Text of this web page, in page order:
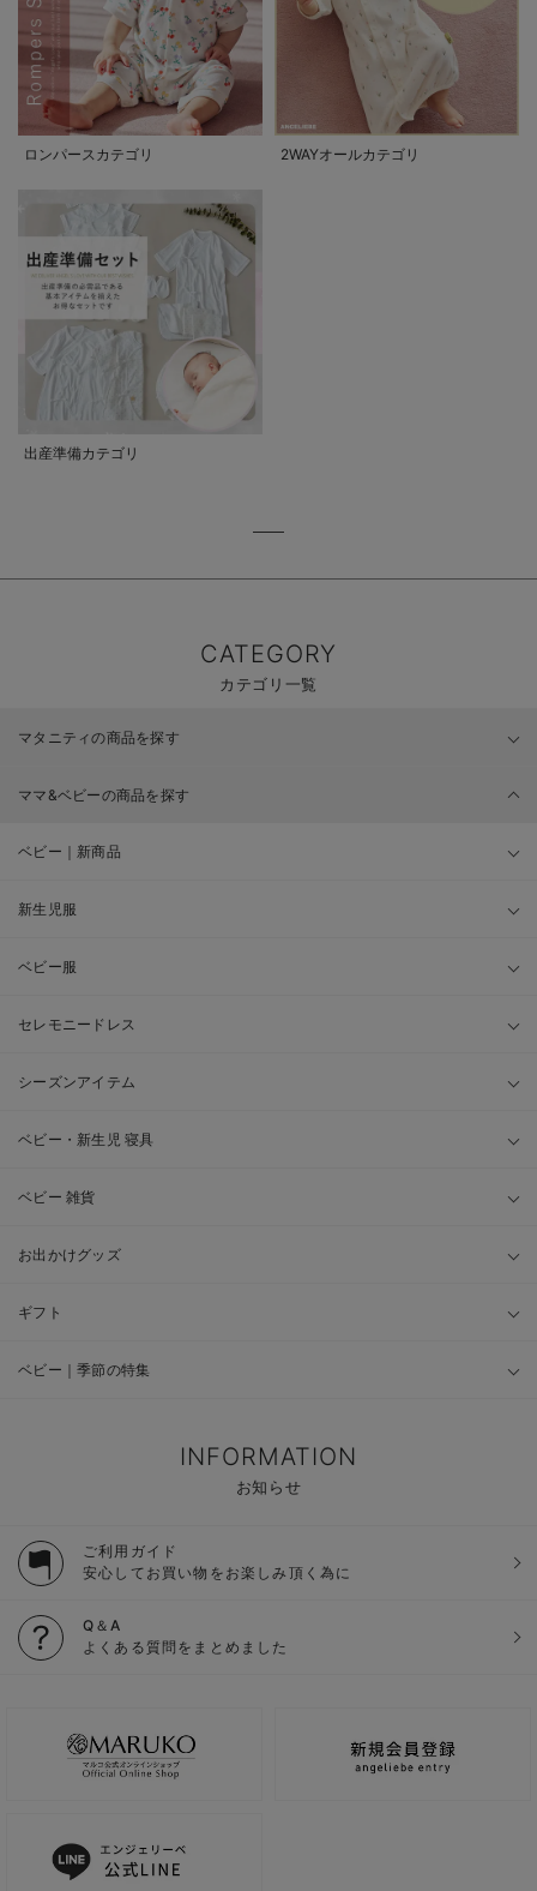
ロンパースカテゴリ 2WAYオールカテゴリ
出産準備カテゴリ
CATEGORY
カテゴリ一覧
マタニティの商品を探す
ママ&ベビーの商品を探す
ベビー｜新商品
新生児服
ベビー服
セレモニードレス
シーズンアイテム
ベビー・新生児 寝具
ベビー 雑貨
お出かけグッズ
ギフト
ベビー｜季節の特集
INFORMATION
お知らせ
ご利用ガイド
安心してお買い物をお楽しみ頂く為に
Q＆A
よくある質問をまとめました